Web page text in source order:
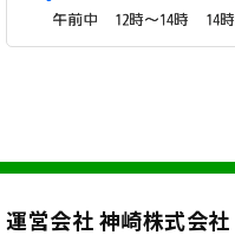
運営会社 神崎株式会社